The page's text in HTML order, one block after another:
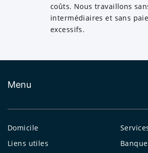
coûts. Nous travaillons
intermédiaires et sans
excessifs.
Menu
Domicile
Liens utiles